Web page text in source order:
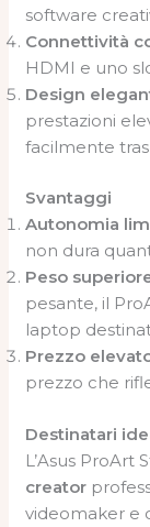
software
Connettività
HDMI e uno
Design
prestazioni
facilmente
Svantaggi
Autonomia
non dura
Peso
pesante, il
laptop
Prezzo
prezzo che
Destinatari
L’Asus
creator
videomaker e